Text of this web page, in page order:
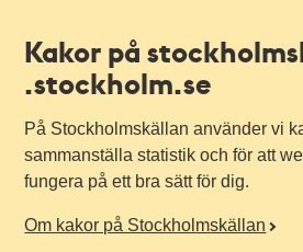
Kakor på
.stockholm.se
På Stockholmskällan använder vi
sammanställa statistik och för att
fungera på ett bra sätt för dig.
Om kakor på Stockholmskällan